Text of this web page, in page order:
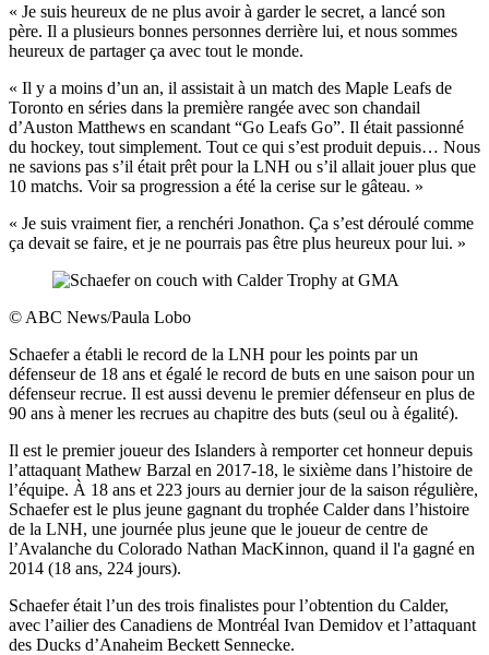
« Je suis heureux de ne plus avoir à garder le secret, a lancé son
père. Il a plusieurs bonnes personnes derrière lui, et nous sommes
heureux de partager ça avec tout le monde.
« Il y a moins d’un an, il assistait à un match des Maple Leafs de
Toronto en séries dans la première rangée avec son chandail
d’Auston Matthews en scandant “Go Leafs Go”. Il était passionné
du hockey, tout simplement. Tout ce qui s’est produit depuis… Nous
ne savions pas s’il était prêt pour la LNH ou s’il allait jouer plus que
10 matchs. Voir sa progression a été la cerise sur le gâteau. »
« Je suis vraiment fier, a renchéri Jonathon. Ça s’est déroulé comme
ça devait se faire, et je ne pourrais pas être plus heureux pour lui. »
© ABC News/Paula Lobo
Schaefer a établi le record de la LNH pour les points par un
défenseur de 18 ans et égalé le record de buts en une saison pour un
défenseur recrue. Il est aussi devenu le premier défenseur en plus de
90 ans à mener les recrues au chapitre des buts (seul ou à égalité).
Il est le premier joueur des Islanders à remporter cet honneur depuis
l’attaquant Mathew Barzal en 2017-18, le sixième dans l’histoire de
l’équipe. À 18 ans et 223 jours au dernier jour de la saison régulière,
Schaefer est le plus jeune gagnant du trophée Calder dans l’histoire
de la LNH, une journée plus jeune que le joueur de centre de
l’Avalanche du Colorado Nathan MacKinnon, quand il l'a gagné en
2014 (18 ans, 224 jours).
Schaefer était l’un des trois finalistes pour l’obtention du Calder,
avec l’ailier des Canadiens de Montréal Ivan Demidov et l’attaquant
des Ducks d’Anaheim Beckett Sennecke.